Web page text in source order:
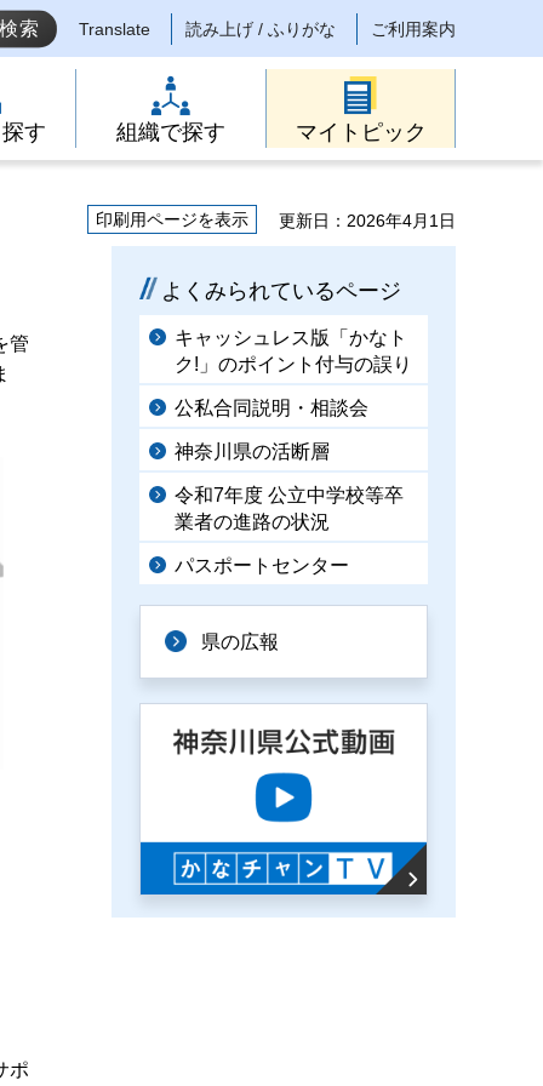
Translate 読み上げ / ふりがな ご利用案内
す 組織で探す マイトピック
印刷用ページを表示 更新日：2026年4月1日
管
ポ
よくみられているページ
キャッシュレス版「かなト
ク!」のポイント付与の誤り
公私合同説明・相談会
神奈川県の活断層
令和7年度 公立中学校等卒
業者の進路の状況
パスポートセンター
県の広報